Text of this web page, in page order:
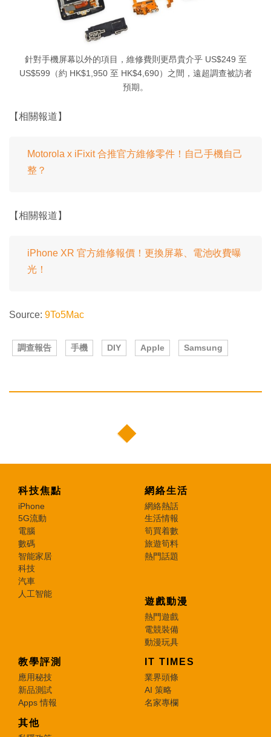
針對手機屏幕以外的項目，維修費則更昂貴介乎 US$249 至
US$599（約 HK$1,950 至 HK$4,690）之間，遠超調查被訪者
預期。
【相關報道】
Motorola x iFixit 合推官方維修零件！自己手機自己
整？
【相關報道】
iPhone XR 官方維修報價！更換屏幕、電池收費曝
光！
Source: 9To5Mac
調查報告 手機 DIY Apple Samsung
科技焦點
iPhone
5G流動
電腦
數碼
智能家居
科技
汽車
人工智能
網絡生活
網絡熱話
生活情報
筍買着數
旅遊筍料
熱門話題
遊戲動漫
熱門遊戲
電競裝備
動漫玩具
教學評測
應用秘技
新品測試
Apps 情報
IT TIMES
業界頭條
AI 策略
名家專欄
其他